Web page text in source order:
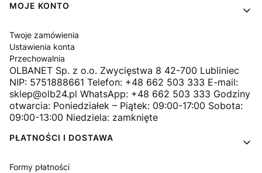
MOJE KONTO
Twoje zamówienia
Ustawienia konta
Przechowalnia
OLBANET Sp. z o.o. Zwycięstwa 8 42-700 Lubliniec
NIP: 5751888661 Telefon: +48 662 503 333 E-mail:
sklep@olb24.pl WhatsApp: +48 662 503 333 Godziny
otwarcia: Poniedziałek – Piątek: 09:00-17:00 Sobota:
09:00-13:00 Niedziela: zamknięte
PŁATNOŚCI I DOSTAWA
Formy płatności